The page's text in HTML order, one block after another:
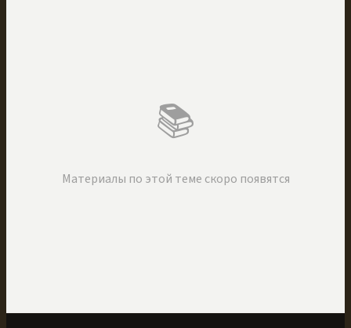
📚
Материалы по этой теме скоро появятся